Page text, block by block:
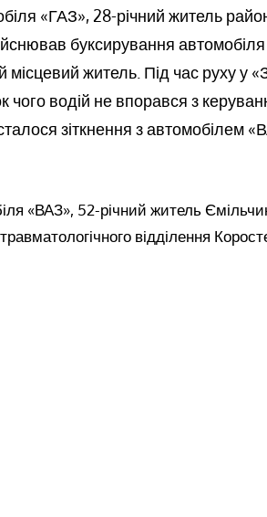
«ГАЗ», 28-річний житель
буксирування
місцевий житель. Під час руху у
чого водій не впорався з
зіткнення з автомобілем
«ВАЗ», 52-річний житель
відділення